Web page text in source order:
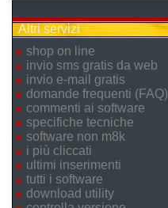
Altri servizi
shop on line
invio sms gratis da web
invio e-mail gratis
domande frequenti (FAQ)
commenti ai software
specifiche tecniche
software non m8k
i più cliccati
ultimi inserimenti
tutti i software
download utility